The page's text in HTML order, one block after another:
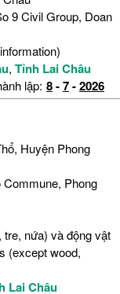
9 Civil Group, Doan
, Tỉnh Lai Châu
lập: 8-7-2026
Huyện Phong
Phong
tre, nứa) và động vật
(except wood,
Lai Châu